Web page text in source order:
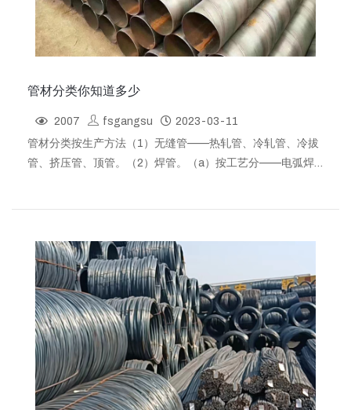
管材分类你知道多少
2007 fsgangsu
2023-03-11
管材分类按生产方法（1）无缝管——热轧管、冷轧管、冷拔
管、挤压管、顶管。（2）焊管。（a）按工艺分——电弧焊
形钢管、菱形钢管、八角形钢管、半圆形钢圆、其他。（2）
复杂断面钢管——不等边六角形钢管、五瓣梅花形钢管、双凸
形钢管、双凹形钢管、瓜···